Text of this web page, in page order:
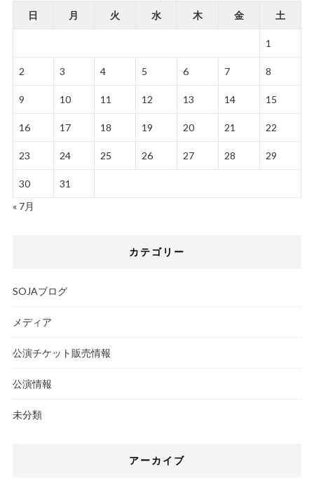
日
月 火 水 木 金 土
1
2 3 4 5 6 7 8
9 10 11 12 13 14 15
16 17 18 19 20 21 22
23 24 25 26 27 28 29
30
31
« 7月
カテゴリー
SOJAブログ
メディア
公演チケット販売情報
公演情報
未分類
アーカイブ